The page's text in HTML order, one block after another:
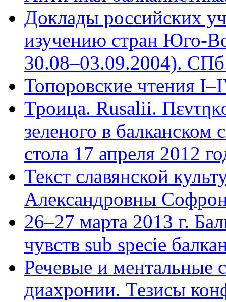
Доклады российских
изучению стран Юго-
30.08–03.09.2004).
Топоровские чтения
Троица. Rusalii.
зеленого в балканском
стола 17 апреля 2012
Текст славянской
Александровны
26–27 марта 2013 г.
чувств sub specie
Речевые и ментальные
диахронии. Тезисы